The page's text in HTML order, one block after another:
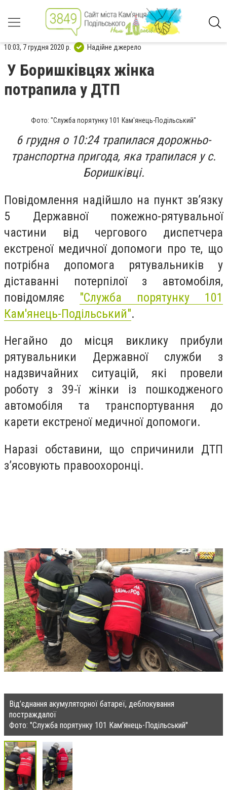
10:03, 7 грудня 2020 р. Надійне джерело
У Боришківцях жінка
потрапила у ДТП
Фото: "Служба порятунку 101 Кам'янець-Подільський"
6 грудня о 10:24 трапилася дорожньо-
транспортна пригода, яка трапилася у с.
Боришківці.
Повідомлення надійшло на пункт зв’язку
5 Державної пожежно-рятувальної
частини від чергового диспетчера
екстреної медичної допомоги про те, що
потрібна допомога рятувальників у
діставанні потерпілої з автомобіля,
повідомляє "Служба порятунку 101
Кам'янець-Подільський".
Негайно до місця виклику прибули
рятувальники Державної служби з
надзвичайних ситуацій, які провели
роботу з 39-ї жінки із пошкодженого
автомобіля та транспортування до
карети екстреної медичної допомоги.
Наразі обставини, що спричинили ДТП
з’ясовують правоохоронці.
Від’єднання акумуляторної батареї, деблокування
постраждалої
Фото: "Служба порятунку 101 Кам'янець-Подільський"